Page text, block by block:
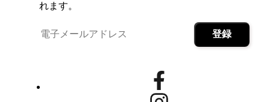
れます。